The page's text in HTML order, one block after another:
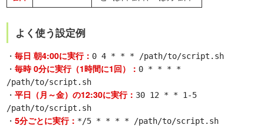
よく使う設定例
・毎日 朝4:00に実行： 0 4 * * * /path/to/script.sh
・毎時 0分に実行（1時間に1回）： 0 * * * *
/path/to/script.sh
・平日（月～金）の12:30に実行： 30 12 * * 1-5
/path/to/script.sh
・5分ごとに実行： */5 * * * * /path/to/script.sh